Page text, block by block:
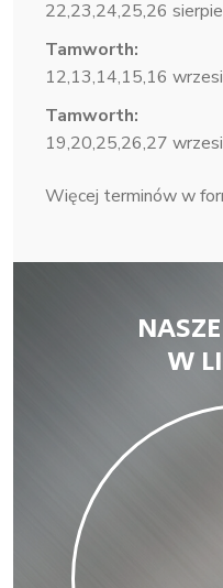
22,23,24,25,26
Tamworth:
12,13,14,15,16
Tamworth:
19,20,25,26,27
Więcej terminów w
W